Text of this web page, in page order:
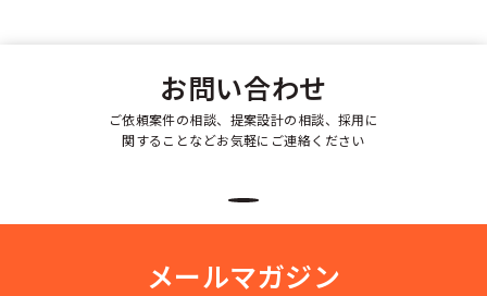
お問い合わせ
ご依頼案件の相談、提案設計の相談、採用に
関することなどお気軽にご連絡ください
メールマガジン